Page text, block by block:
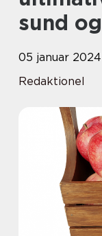
sund
05 januar 2024
Redaktionel